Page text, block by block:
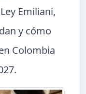
Emiliani,
y cómo
Colombia